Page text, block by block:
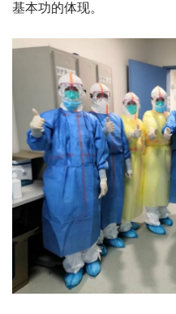
基本功的体现。